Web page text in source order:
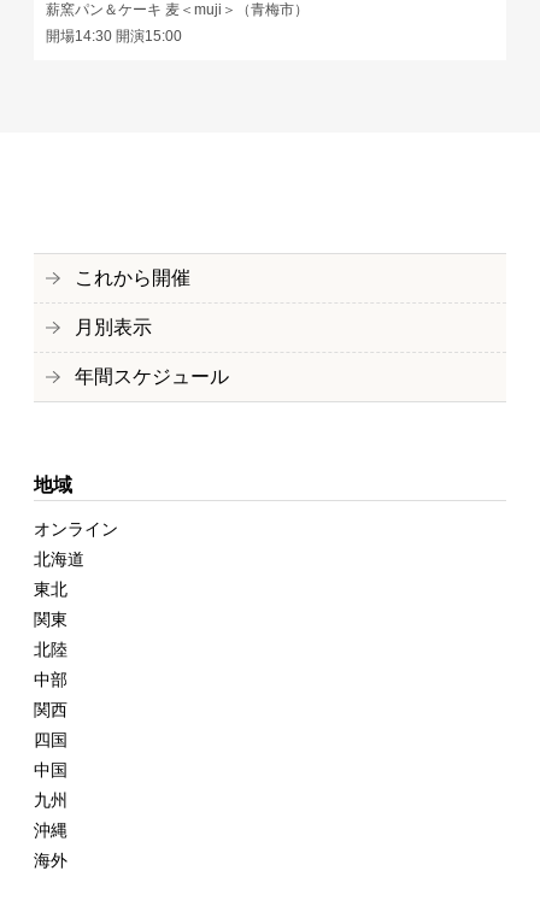
薪窯パン＆ケーキ 麦＜muji＞（青梅市）
開場14:30 開演15:00
これから開催
月別表示
年間スケジュール
地域
オンライン
北海道
東北
関東
北陸
中部
関西
四国
中国
九州
沖縄
海外